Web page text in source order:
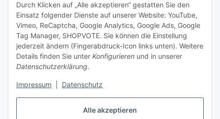
Alle akzeptieren
Durch Klicken auf „Alle akzeptieren“ gestatten Sie den
Einsatz folgender Dienste auf unserer Website: YouTube,
Vimeo, ReCaptcha, Google Analytics, Google Ads, Google
Tag Manager, SHOPVOTE. Sie können die Einstellung
jederzeit ändern (Fingerabdruck-Icon links unten). Weitere
Details finden Sie unter Konfigurieren und in unserer
Datenschutzerklärung.
Impressum Datenschutz
Newsletter Abonnieren
Bitte senden Sie mir entsprechend Ihrer
Datenschutzerklärungregelmäßig und jederzeit widerruflich
Informationen zu Ihrem Produktsortiment per E-Mail zu.
Abonnieren
Newsletter Abonnieren